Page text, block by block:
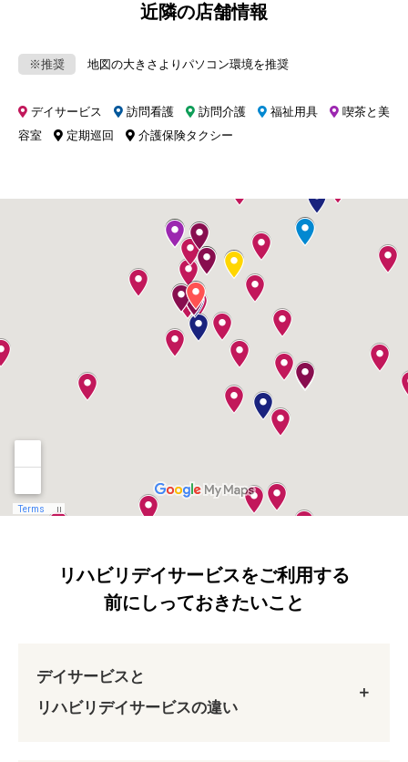
近隣の店舗情報
※推奨 地図の大きさよりパソコン環境を推奨
デイサービス 訪問看護 訪問介護 福祉用具
喫茶と美
容室
定期巡回 介護保険タクシー
リハビリデイサービスをご利用する
前にしっておきたいこと
デイサービスと
リハビリデイサービスの違い